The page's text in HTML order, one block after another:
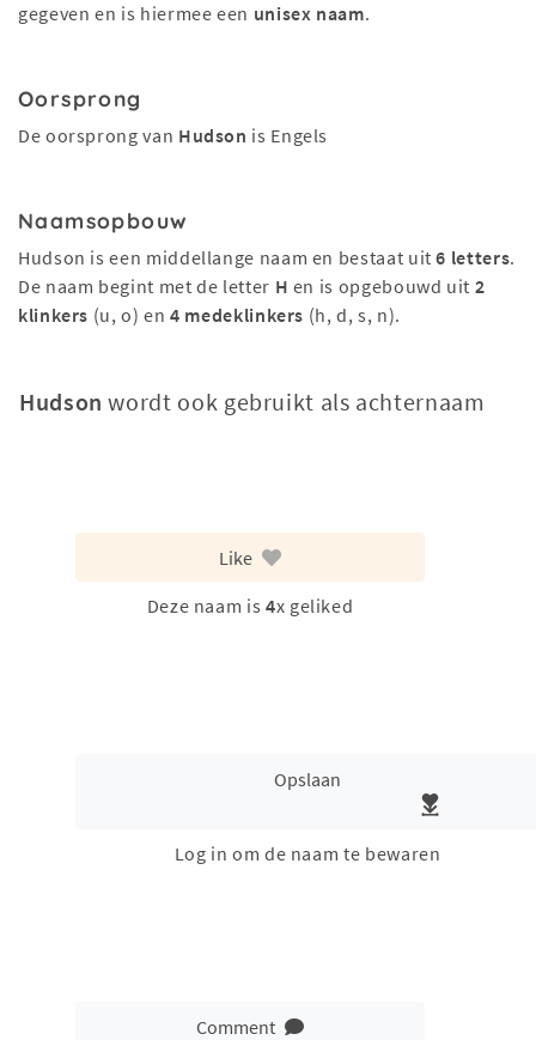
gegeven en is hiermee een unisex naam.
Oorsprong
De oorsprong van Hudson is Engels
Naamsopbouw
Hudson is een middellange naam en bestaat uit6 letters.
De naam begint met de letter H en is opgebouwd uit 2
klinkers (u, o) en4 medeklinkers (h, d, s, n).
Hudson wordt ook gebruikt als achternaam
Like
Deze naam is 4x geliked
Opslaan
Log in om de naam te bewaren
Comment